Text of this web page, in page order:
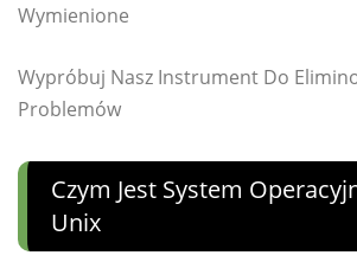
Wymienione
Wypróbuj Nasz Instrument Do
Problemów
Czym Jest System
Unix